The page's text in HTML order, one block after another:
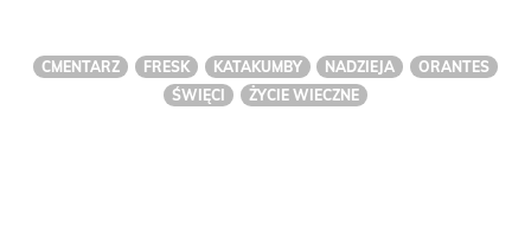
CMENTARZ FRESK KATAKUMBY NADZIEJA
ORANTES
ŚWIĘCI
ŻYCIE WIECZNE